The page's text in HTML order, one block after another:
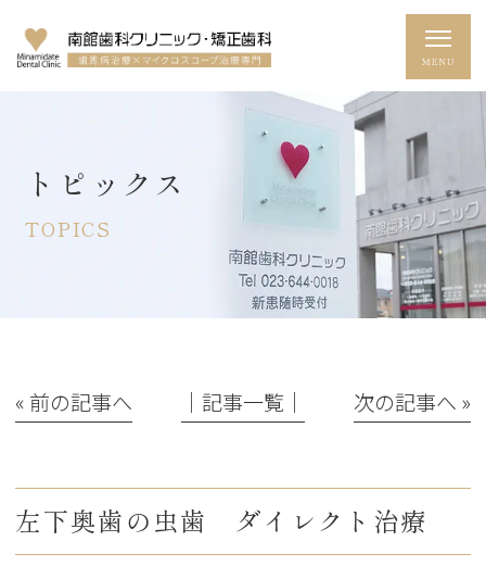
トピックス
TOPICS
« 前の記事へ │記事一覧│ 次の記事へ »
左下奥歯の虫歯 ダイレクト治療